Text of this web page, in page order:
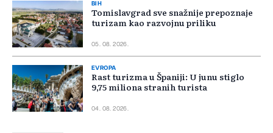
BIH
Tomislavgrad sve snažnije prepoznaje
turizam kao razvojnu priliku
05. 08. 2026.
EVROPA
Rast turizma u Španiji: U junu stiglo
9,75 miliona stranih turista
04. 08. 2026.